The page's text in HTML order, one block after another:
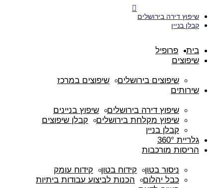
שיפוץ דירה בירושלים
קבלן בניין
בית
פרופיל
שיפוצים
שיפוצים בירושלים
שיפוצים במרכז
שירותים
שיפוץ דירה בירושלים
שיפוץ בניינים
שיפוץ מקלחת בירושלים
קבלן שיפוצים
קבלן בניין
גלריית 360°
הריסות מורכבות
ניסור בטון קידוח בטון
קידוח עומק
כבל יהלום
הכנות לביצוע עבודות ביתיות